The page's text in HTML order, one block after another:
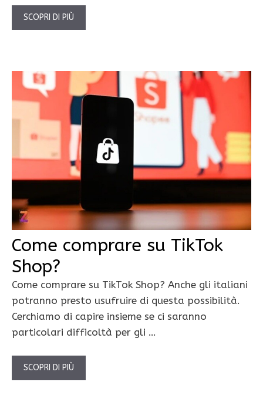
SCOPRI DI PIÙ
Come comprare su TikTok
Shop?
Come comprare su TikTok Shop? Anche gli italiani
potranno presto usufruire di questa possibilità.
Cerchiamo di capire insieme se ci saranno
particolari difficoltà per gli …
SCOPRI DI PIÙ